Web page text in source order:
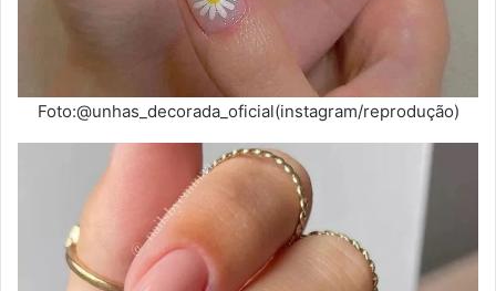
Foto:@unhas_decorada_oficial(instagram/reprodução)